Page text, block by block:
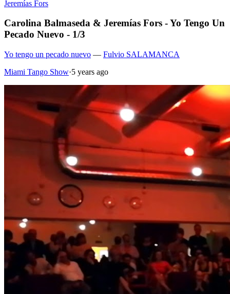
Jeremías Fors
Carolina Balmaseda & Jeremías Fors - Yo Tengo Un
Pecado Nuevo - 1/3
Yo tengo un pecado nuevo — Fulvio SALAMANCA
Miami Tango Show·5 years ago